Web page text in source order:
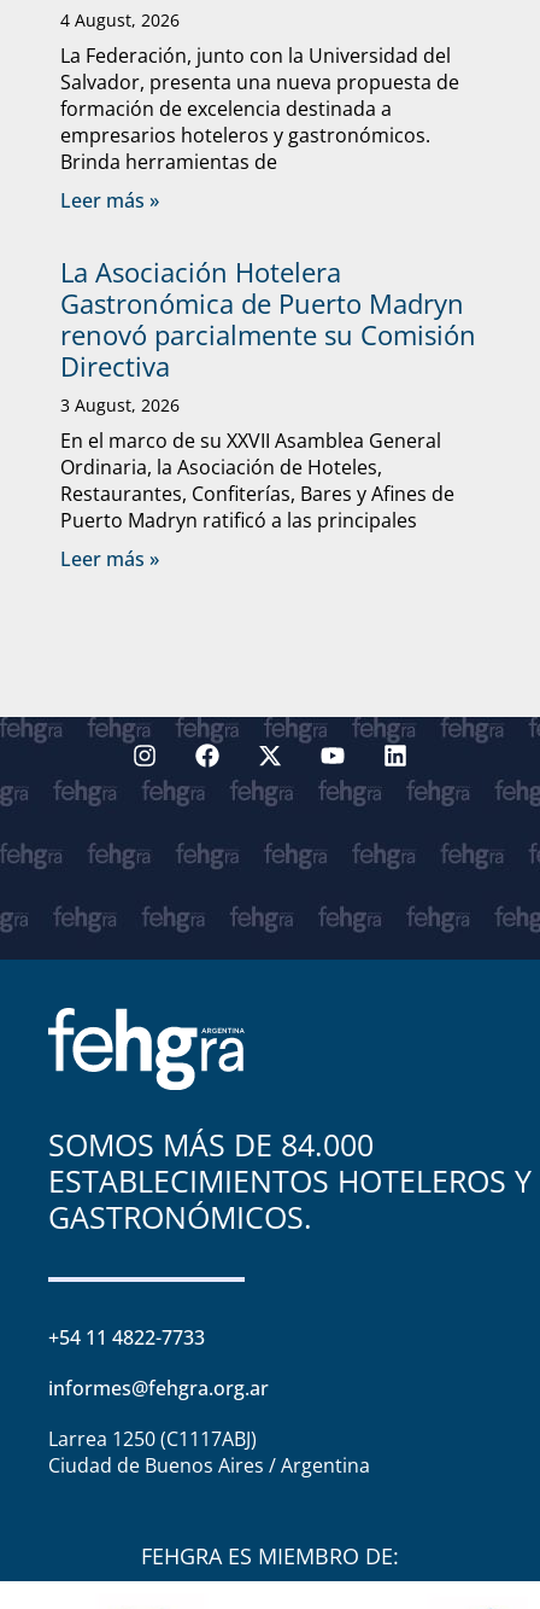
4 August, 2026
La Federación, junto con la Universidad del
Salvador, presenta una nueva propuesta de
formación de excelencia destinada a
empresarios hoteleros y gastronómicos.
Brinda herramientas de
Leer más »
La Asociación Hotelera
Gastronómica de Puerto Madryn
renovó parcialmente su Comisión
Directiva
3 August, 2026
En el marco de su XXVII Asamblea General
Ordinaria, la Asociación de Hoteles,
Restaurantes, Confiterías, Bares y Afines de
Puerto Madryn ratificó a las principales
Leer más »
SOMOS MÁS DE 84.000
ESTABLECIMIENTOS HOTELEROS Y
GASTRONÓMICOS.
+54 11 4822-7733
informes@fehgra.org.ar
Larrea 1250 (C1117ABJ)
Ciudad de Buenos Aires / Argentina
FEHGRA ES MIEMBRO DE: